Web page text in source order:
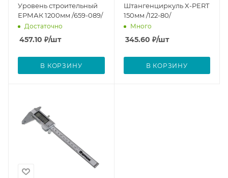
Уровень строительный
ЕРМАК 1200мм /659-089/
Достаточно
457.10 ₽/шт
В КОРЗИНУ
Штангенциркуль X-PERT
150мм /122-80/
Много
345.60 ₽/шт
В КОРЗИНУ